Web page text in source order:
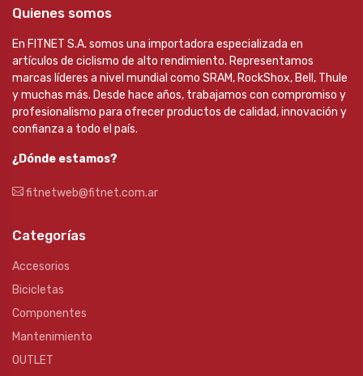
Quienes somos
En FITNET S.A. somos una importadora especializada en
artículos de ciclismo de alto rendimiento. Representamos
marcas líderes a nivel mundial como SRAM, RockShox, Bell, Thule
y muchas más. Desde hace años, trabajamos con compromiso y
profesionalismo para ofrecer productos de calidad, innovación y
confianza a todo el país.
¿Dónde estamos?
fitnetweb@fitnet.com.ar
Categorías
Accesorios
Bicicletas
Componentes
Mantenimiento
OUTLET